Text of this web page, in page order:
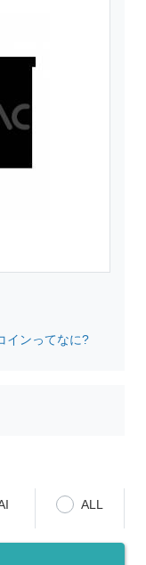
インってなに?
ALL